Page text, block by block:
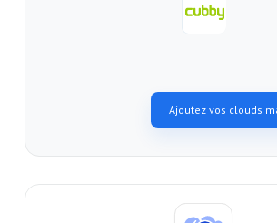
Ajoutez vos clouds